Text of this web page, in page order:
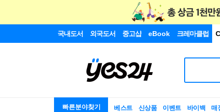
국내도서 외국도서 중고샵 eBook 크레마클럽
빠른분야찾기 베스트 신상품 이벤트 바이백 매